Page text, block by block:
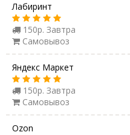
Лабиринт
150р. Завтра
Самовывоз
Яндекс Маркет
150р. Завтра
Самовывоз
Ozon